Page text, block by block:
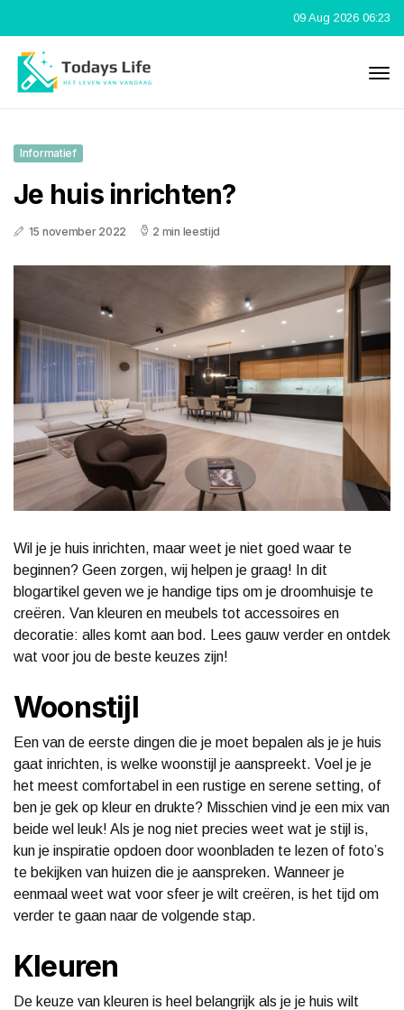
09 Aug 2026 06:23
Informatief
Je huis inrichten?
15 november 2022 2 min leestijd
Wil je je huis inrichten, maar weet je niet goed waar te
beginnen? Geen zorgen, wij helpen je graag! In dit
blogartikel geven we je handige tips om je droomhuisje te
creëren. Van kleuren en meubels tot accessoires en
decoratie: alles komt aan bod. Lees gauw verder en ontdek
wat voor jou de beste keuzes zijn!
Woonstijl
Een van de eerste dingen die je moet bepalen als je je huis
gaat inrichten, is welke woonstijl je aanspreekt. Voel je je
het meest comfortabel in een rustige en serene setting, of
ben je gek op kleur en drukte? Misschien vind je een mix van
beide wel leuk! Als je nog niet precies weet wat je stijl is,
kun je inspiratie opdoen door woonbladen te lezen of foto’s
te bekijken van huizen die je aanspreken. Wanneer je
eenmaal weet wat voor sfeer je wilt creëren, is het tijd om
verder te gaan naar de volgende stap.
Kleuren
De keuze van kleuren is heel belangrijk als je je huis wilt